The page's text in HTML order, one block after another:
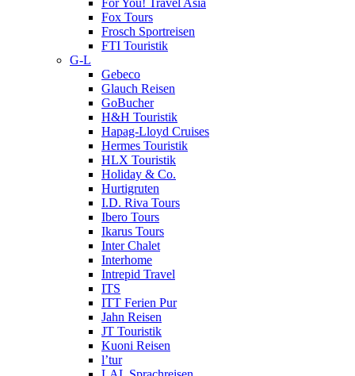
For You! Travel Asia
Fox Tours
Frosch Sportreisen
FTI Touristik
G-L
Gebeco
Glauch Reisen
GoBucher
H&H Touristik
Hapag-Lloyd Cruises
Hermes Touristik
HLX Touristik
Holiday & Co.
Hurtigruten
I.D. Riva Tours
Ibero Tours
Ikarus Tours
Inter Chalet
Interhome
Intrepid Travel
ITS
ITT Ferien Pur
Jahn Reisen
JT Touristik
Kuoni Reisen
l’tur